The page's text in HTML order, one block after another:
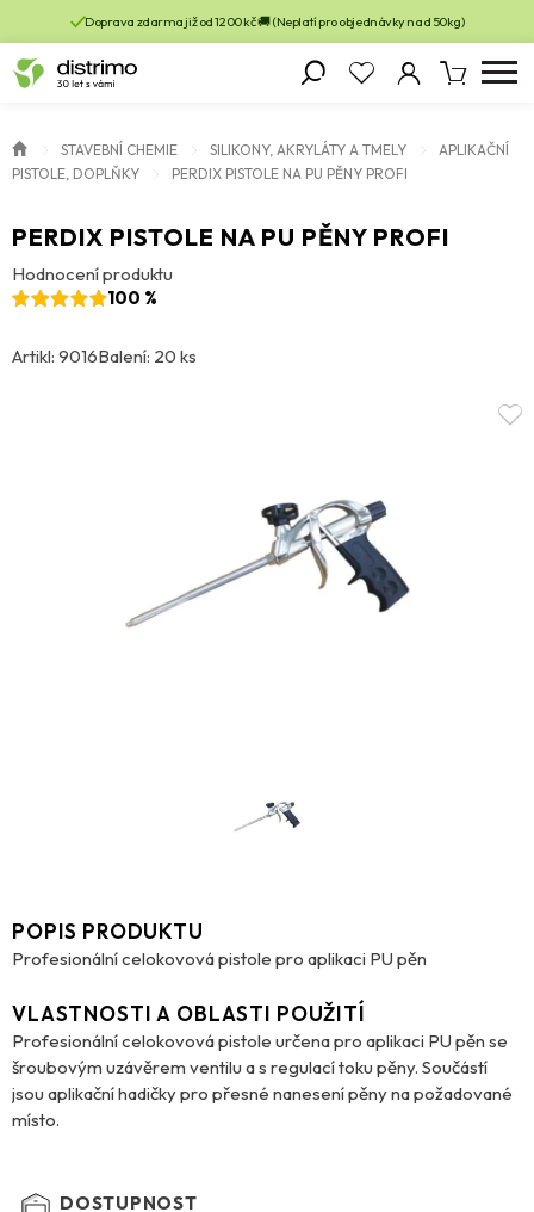
Doprava zdarma již od 1200 kč 🚚 (Neplatí pro objednávky nad 50kg)
STAVEBNÍ CHEMIE SILIKONY, AKRYLÁTY A TMELY
APLIKAČNÍ
PISTOLE, DOPLŇKY
PERDIX PISTOLE NA PU PĚNY PROFI
PERDIX PISTOLE NA PU PĚNY PROFI
Hodnocení produktu
100 %
Artikl: 9016Balení: 20 ks
POPIS PRODUKTU
Profesionální celokovová pistole pro aplikaci PU pěn
VLASTNOSTI A OBLASTI POUŽITÍ
Profesionální celokovová pistole určena pro aplikaci PU pěn se
šroubovým uzávěrem ventilu a s regulací toku pěny. Součástí
jsou aplikační hadičky pro přesné nanesení pěny na požadované
místo.
DOSTUPNOST